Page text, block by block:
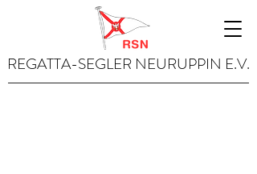
REGATTA-SEGLER NEURUPPIN E.V.